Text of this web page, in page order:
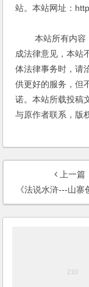
站。本站网址：
本站所有内容（
成法律意见，本站
体法律事务时，请
供更好的服务，但
诺。本站所载投稿
与原作者联系，版
上一篇
《法说水浒---山寨创业并